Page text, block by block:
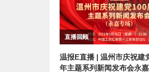
直播回顾
温报E直播 | 温州市庆祝建
年主题系列新闻发布会永